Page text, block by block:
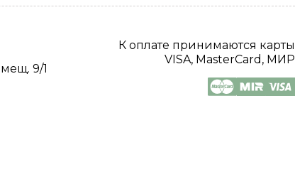
9/1
К оплате принимаются карты
VISA, MasterCard, МИР